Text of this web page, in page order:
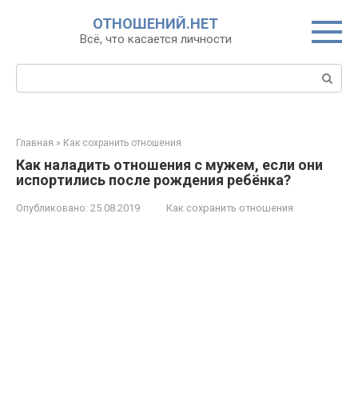
ОТНОШЕНИЙ.НЕТ
Всё, что касается личности
Поиск:
Главная » Как сохранить отношения
Как наладить отношения с мужем, если они
испортились после рождения ребёнка?
Опубликовано: 25.08.2019 Как сохранить отношения